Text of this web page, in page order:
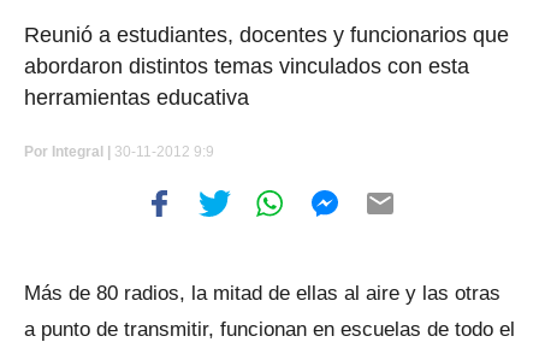
Reunió a estudiantes, docentes y funcionarios que
abordaron distintos temas vinculados con esta
herramientas educativa
Por Integral | 30-11-2012 9:9
Más de 80 radios, la mitad de ellas al aire y las otras
a punto de transmitir, funcionan en escuelas de todo el